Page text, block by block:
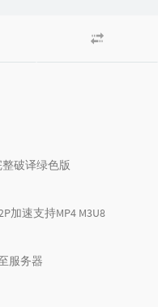
文
整破译绿色版
加速支持MP4 M3U8
服务器